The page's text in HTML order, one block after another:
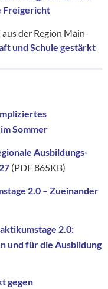
Freigericht
der Region Main-
und Schule gestärkt
Sommer
Ausbildungs-
(PDF 865KB)
2.0 – Zueinander
2.0:
und für die Ausbildung
gegen